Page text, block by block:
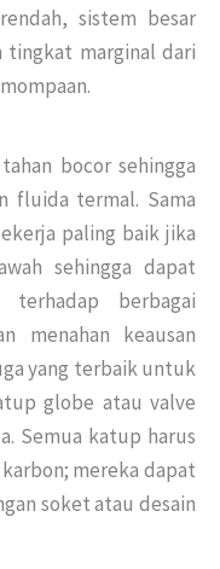
sistem besar
tingkat marginal dari
bocor sehingga
fluida termal. Sama
paling baik jika
sehingga dapat
terhadap berbagai
menahan keausan
yang terbaik untuk
globe atau valve
Semua katup harus
mereka dapat
soket atau desain